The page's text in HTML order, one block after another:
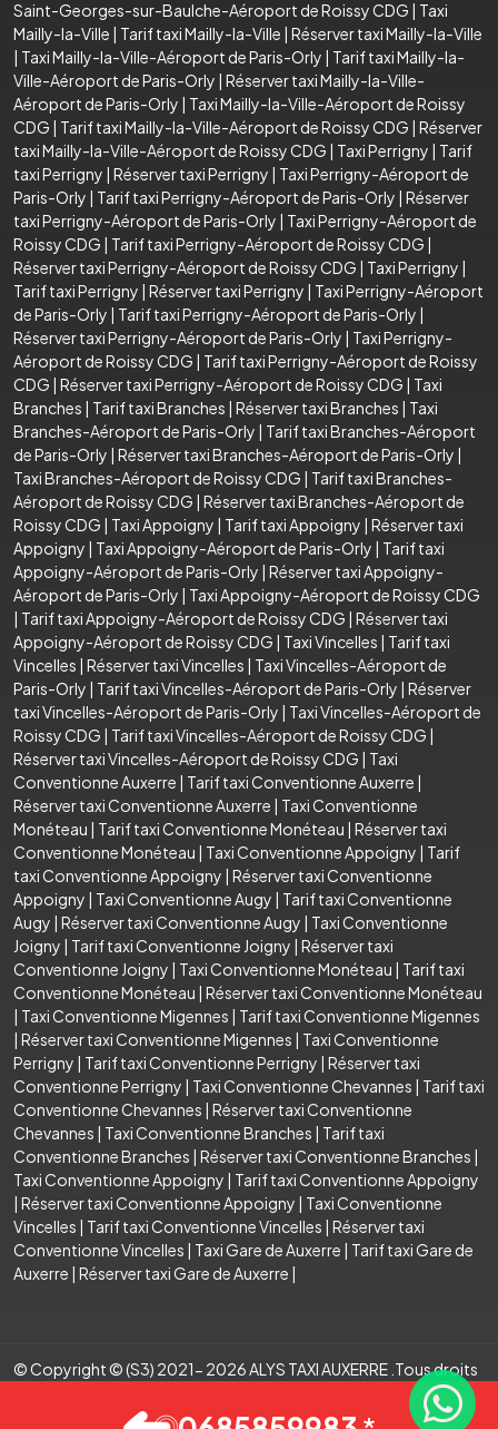
Saint-Georges-sur-Baulche-Aéroport de Roissy CDG | Taxi
Mailly-la-Ville | Tarif taxi Mailly-la-Ville | Réserver taxi Mailly-la-Ville
| Taxi Mailly-la-Ville-Aéroport de Paris-Orly | Tarif taxi Mailly-la-
Ville-Aéroport de Paris-Orly | Réserver taxi Mailly-la-Ville-
Aéroport de Paris-Orly | Taxi Mailly-la-Ville-Aéroport de Roissy
CDG | Tarif taxi Mailly-la-Ville-Aéroport de Roissy CDG | Réserver
taxi Mailly-la-Ville-Aéroport de Roissy CDG | Taxi Perrigny | Tarif
taxi Perrigny | Réserver taxi Perrigny | Taxi Perrigny-Aéroport de
Paris-Orly | Tarif taxi Perrigny-Aéroport de Paris-Orly | Réserver
taxi Perrigny-Aéroport de Paris-Orly | Taxi Perrigny-Aéroport de
Roissy CDG | Tarif taxi Perrigny-Aéroport de Roissy CDG |
Réserver taxi Perrigny-Aéroport de Roissy CDG | Taxi Perrigny |
Tarif taxi Perrigny | Réserver taxi Perrigny | Taxi Perrigny-Aéroport
de Paris-Orly | Tarif taxi Perrigny-Aéroport de Paris-Orly |
Réserver taxi Perrigny-Aéroport de Paris-Orly | Taxi Perrigny-
Aéroport de Roissy CDG | Tarif taxi Perrigny-Aéroport de Roissy
CDG | Réserver taxi Perrigny-Aéroport de Roissy CDG | Taxi
Branches | Tarif taxi Branches | Réserver taxi Branches | Taxi
Branches-Aéroport de Paris-Orly | Tarif taxi Branches-Aéroport
de Paris-Orly | Réserver taxi Branches-Aéroport de Paris-Orly |
Taxi Branches-Aéroport de Roissy CDG | Tarif taxi Branches-
Aéroport de Roissy CDG | Réserver taxi Branches-Aéroport de
Roissy CDG | Taxi Appoigny | Tarif taxi Appoigny | Réserver taxi
Appoigny | Taxi Appoigny-Aéroport de Paris-Orly | Tarif taxi
Appoigny-Aéroport de Paris-Orly | Réserver taxi Appoigny-
Aéroport de Paris-Orly | Taxi Appoigny-Aéroport de Roissy CDG
| Tarif taxi Appoigny-Aéroport de Roissy CDG | Réserver taxi
Appoigny-Aéroport de Roissy CDG | Taxi Vincelles | Tarif taxi
Vincelles | Réserver taxi Vincelles | Taxi Vincelles-Aéroport de
Paris-Orly | Tarif taxi Vincelles-Aéroport de Paris-Orly | Réserver
taxi Vincelles-Aéroport de Paris-Orly | Taxi Vincelles-Aéroport de
Roissy CDG | Tarif taxi Vincelles-Aéroport de Roissy CDG |
Réserver taxi Vincelles-Aéroport de Roissy CDG | Taxi
Conventionne Auxerre | Tarif taxi Conventionne Auxerre |
Réserver taxi Conventionne Auxerre | Taxi Conventionne
Monéteau | Tarif taxi Conventionne Monéteau | Réserver taxi
Conventionne Monéteau | Taxi Conventionne Appoigny | Tarif
taxi Conventionne Appoigny | Réserver taxi Conventionne
Appoigny | Taxi Conventionne Augy | Tarif taxi Conventionne
Augy | Réserver taxi Conventionne Augy | Taxi Conventionne
Joigny | Tarif taxi Conventionne Joigny | Réserver taxi
Conventionne Joigny | Taxi Conventionne Monéteau | Tarif taxi
Conventionne Monéteau | Réserver taxi Conventionne Monéteau
| Taxi Conventionne Migennes | Tarif taxi Conventionne Migennes
| Réserver taxi Conventionne Migennes | Taxi Conventionne
Perrigny | Tarif taxi Conventionne Perrigny | Réserver taxi
Conventionne Perrigny | Taxi Conventionne Chevannes | Tarif taxi
Conventionne Chevannes | Réserver taxi Conventionne
Chevannes | Taxi Conventionne Branches | Tarif taxi
Conventionne Branches | Réserver taxi Conventionne Branches |
Taxi Conventionne Appoigny | Tarif taxi Conventionne Appoigny
| Réserver taxi Conventionne Appoigny | Taxi Conventionne
Vincelles | Tarif taxi Conventionne Vincelles | Réserver taxi
Conventionne Vincelles | Taxi Gare de Auxerre | Tarif taxi Gare de
Auxerre | Réserver taxi Gare de Auxerre |
© Copyright © (S3) 2021- 2026 ALYS TAXI AUXERRE .Tous droits